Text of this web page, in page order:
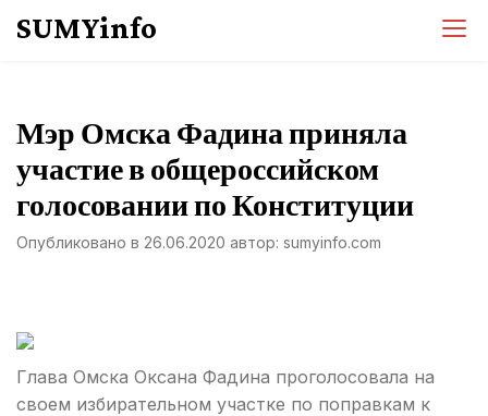
SUMYinfo
Мэр Омска Фадина приняла
участие в общероссийском
голосовании по Конституции
Опубликовано в 26.06.2020 автор: sumyinfo.com
Глава Омска Оксана Фадина проголосовала на
своем избирательном участке по поправкам к